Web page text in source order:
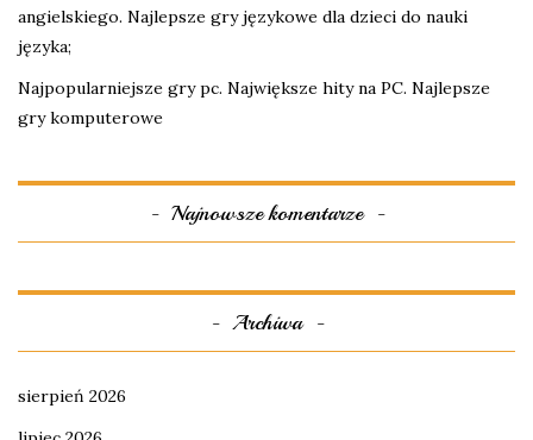
angielskiego. Najlepsze gry językowe dla dzieci do nauki
języka;
Najpopularniejsze gry pc. Największe hity na PC. Najlepsze
gry komputerowe
Najnowsze komentarze
Archiwa
sierpień 2026